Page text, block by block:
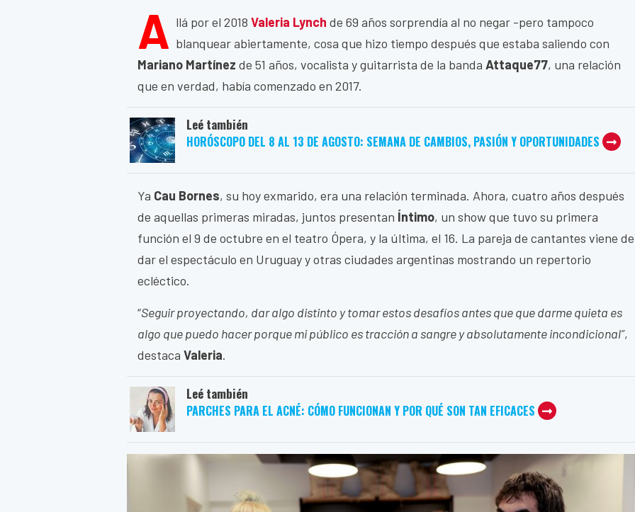
A llá por el 2018 Valeria Lynch de 69 años sorprendía al no negar -pero tampoco
blanquear abiertamente, cosa que hizo tiempo después que estaba saliendo con
Mariano Martínez de 51 años, vocalista y guitarrista de la banda Attaque77, una relación
que en verdad, había comenzado en 2017.
Leé también
HORÓSCOPO DEL 8 AL 13 DE AGOSTO: SEMANA DE CAMBIOS, PASIÓN Y OPORTUNIDADES
Ya Cau Bornes, su hoy exmarido, era una relación terminada. Ahora, cuatro años después
de aquellas primeras miradas, juntos presentan Íntimo, un show que tuvo su primera
función el 9 de octubre en el teatro Ópera, y la última, el 16. La pareja de cantantes viene de
dar el espectáculo en Uruguay y otras ciudades argentinas mostrando un repertorio
ecléctico.
“Seguir proyectando, dar algo distinto y tomar estos desafíos antes que que darme quieta es
algo que puedo hacer porque mi público es tracción a sangre y absolutamente incondicional”,
destaca Valeria.
Leé también
PARCHES PARA EL ACNÉ: CÓMO FUNCIONAN Y POR QUÉ SON TAN EFICACES